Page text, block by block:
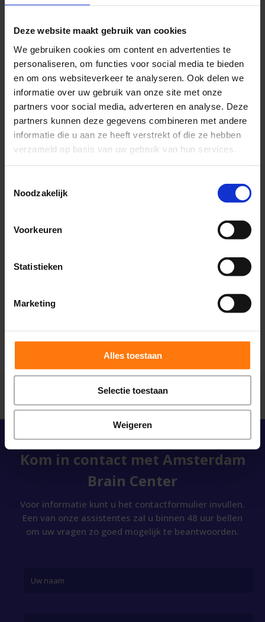
Deze website maakt gebruik van cookies
We gebruiken cookies om content en advertenties te
personaliseren, om functies voor social media te bieden
en om ons websiteverkeer te analyseren. Ook delen we
informatie over uw gebruik van onze site met onze
partners voor social media, adverteren en analyse. Deze
partners kunnen deze gegevens combineren met andere
informatie die u aan ze heeft verstrekt of die ze hebben
verzameld op basis van uw gebruik van hun services.
Noodzakelijk
Voorkeuren
Statistieken
Marketing
Alles toestaan
Selectie toestaan
Weigeren
hersengebieden hierbij betrokken zijn.
Door het FNO krijgt u duidelijkheid over uw
klachten en kunnen we een inschatting maken
of hier iets aan tedoen valt [3].
Met langetermijn-
gevolgen van een
hersenschudding komt u
naar het Amsterdam
Brain Center
Of u nu net van een hersenschudding aan het
herstellen bent of wanneer de klachten al jaren
aanwezig zijn, ons centrum is de plek waar
mogelijkheden die er voor u zijn.
Kom in contact met Amsterdam
Brain Center
Voor informatie kunt u het contactformulier invullen.
Een van onze assistentes zal u binnen 48 uur bellen
om uw vragen zo goed mogelijk te beantwoorden.